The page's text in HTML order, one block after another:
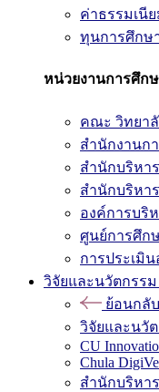
ค่าธรรมเนี
ทุนการศึกษ
หน่วยงานการศึก
คณะ วิทยา
สำนักงานก
สำนักบริหา
สำนักบริหา
องค์การบริ
ศูนย์การศึก
การประเมิ
วิจัยและนวัตกรรม
ย้อนกลับ
วิจัยและนวั
CU
Chula
สำนักบริหา